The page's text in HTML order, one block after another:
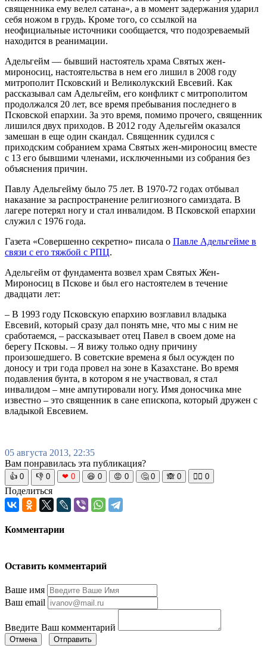
священника ему велел сатана», а в момент задержания ударил
себя ножом в грудь. Кроме того, со ссылкой на
неофициальные источники сообщается, что подозреваемый
находится в реанимации.
Адельгейм — бывший настоятель храма Святых жен-
мироносиц, настоятельства в нем его лишил в 2008 году
митрополит Псковский и Великолукский Евсевий. Как
рассказывал сам Адельгейм, его конфликт с митрополитом
продолжался 20 лет, все время пребывания последнего в
Псковской епархии. За это время, помимо прочего, священник
лишился двух приходов. В 2012 году Адельгейм оказался
замешан в еще один скандал. Священник судился с
приходским собранием храма Святых жен-мироносиц вместе
с 13 его бывшими членами, исключенными из собрания без
объяснения причин.
Павлу Адельгейму было 75 лет. В 1970-72 годах отбывал
наказание за распространение религиозного самиздата. В
лагере потерял ногу и стал инвалидом. В Псковской епархии
служил с 1976 года.
Газета «Совершенно секретно» писала о Павле Адельгейме в
связи с его тяжбой с РПЦ.
Адельгейм от фундамента возвел храм Святых Жен-
Мироносиц в Пскове и был его настоятелем в течение
двадцати лет:
– В 1993 году Псковскую епархию возглавил владыка
Евсевий, который сразу дал понять мне, что мы с ним не
сработаемся, – рассказывает отец Павел в своем доме на
берегу Псковы. – Я вижу только одну причину
произошедшего. В советские времена я был осужден по
доносу и три года провел на зоне в Казахстане. Во время
подавления бунта, в котором я не участвовал, я стал
инвалидом – мне ампутировали ногу. Имя доносчика мне
известно – это священник в сане епископа, который дружен с
владыкой Евсевием.
05 августа 2013, 22:35
Вам понравилась эта публикация?
👍 0 👎 0 ❤ 0 😆 0 😡 0 🤔 0 🙈 0 🧘‍♀️ 0
Поделиться
Комментарии
Оставить комментарий
Ваше имя
Ваш email
Введите Ваш комментарий
Отмена Отправить